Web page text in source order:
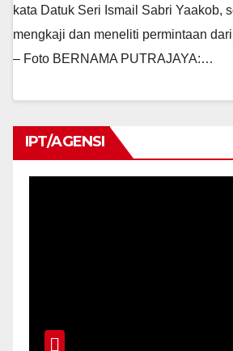
kata Datuk Seri Ismail Sabri Yaakob,
mengkaji dan meneliti permintaan
– Foto BERNAMA PUTRAJAYA:…
IPT/AGENSI